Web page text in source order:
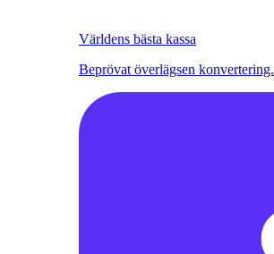
Världens bästa kassa
Beprövat överlägsen konvertering.